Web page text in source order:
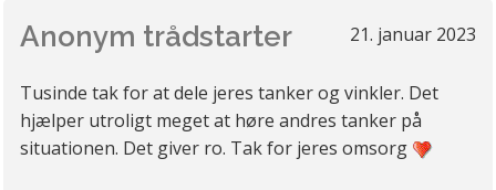
21. januar 2023
Anonym trådstarter
Tusinde tak for at dele jeres tanker og vinkler. Det
hjælper utroligt meget at høre andres tanker på
situationen. Det giver ro. Tak for jeres omsorg